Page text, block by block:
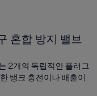
혼합 방지 밸브
2개의 독립적인 플러그
탱크 충전이나 배출이